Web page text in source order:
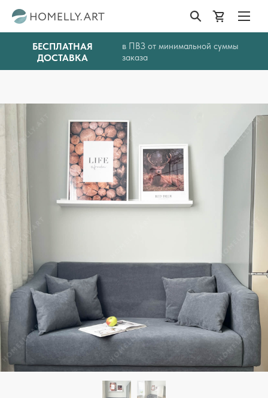
БЕСПЛАТНАЯ
ДОСТАВКА
в ПВЗ от минимальной суммы
заказа